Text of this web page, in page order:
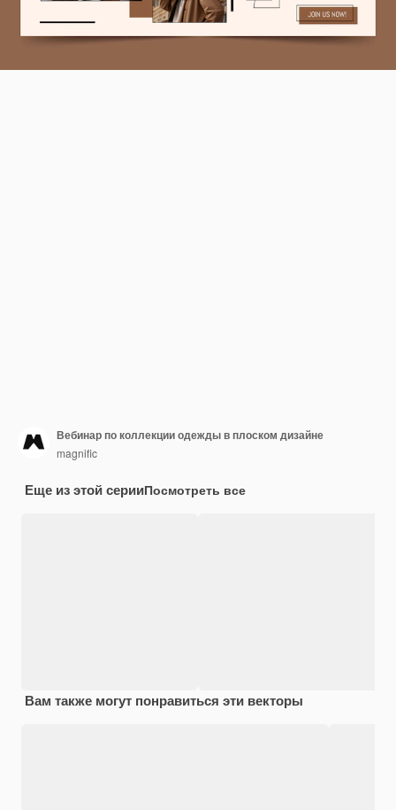
Вебинар по коллекции одежды в плоском дизайне
magnific
Еще из этой серииПосмотреть все
Вам также могут понравиться эти векторы